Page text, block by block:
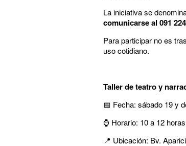
La iniciativa se
comunicarse al 091
Para participar no es
uso cotidiano.
Taller de teatro y
📅 Fecha: sábado 19 y
⌚ Horario: 10 a 12 horas
📍 Ubicación: Bv.